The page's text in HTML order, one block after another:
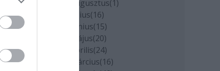
2020 augusztus(1)
2020 július(16)
2020 június(15)
2020 május(20)
2020 április(24)
2020 március(16)